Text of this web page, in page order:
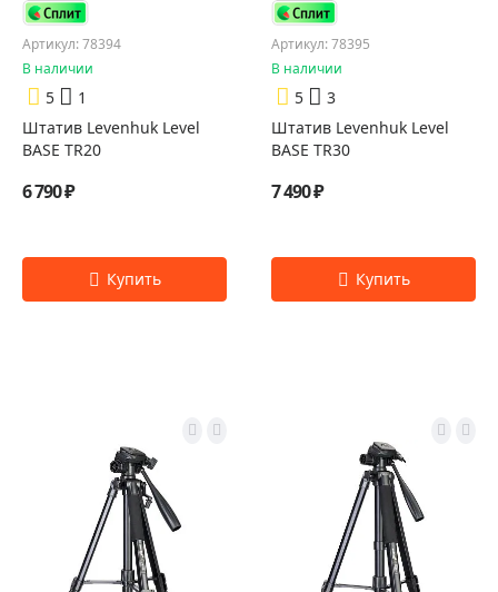
Артикул: 78394
В наличии
5
1
Штатив Levenhuk Level
BASE TR20
6 790 ₽
Артикул: 78395
В наличии
5
3
Штатив Levenhuk Level
BASE TR30
7 490 ₽